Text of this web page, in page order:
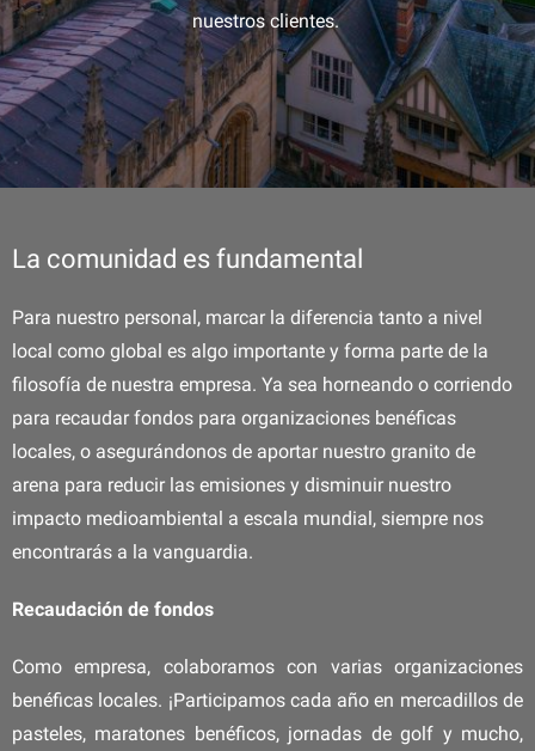
nuestros clientes.
La comunidad es fundamental
Para nuestro personal, marcar la diferencia tanto a nivel
local como global es algo importante y forma parte de la
filosofía de nuestra empresa. Ya sea horneando o corriendo
para recaudar fondos para organizaciones benéficas
locales, o asegurándonos de aportar nuestro granito de
arena para reducir las emisiones y disminuir nuestro
impacto medioambiental a escala mundial, siempre nos
encontrarás a la vanguardia.
Recaudación de fondos
Como empresa, colaboramos con varias organizaciones
benéficas locales. ¡Participamos cada año en mercadillos de
pasteles, maratones benéficos, jornadas de golf y mucho,